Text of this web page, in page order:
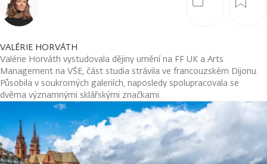
VALÉRIE HORVÁTH
Valérie Horváth vystudovala dějiny umění na FF UK a Arts
Management na VŠE, část studia strávila ve francouzském Dijonu.
Působila v soukromých galeriích, naposledy spolupracovala se
dvěma významnými sklářskými značkami.